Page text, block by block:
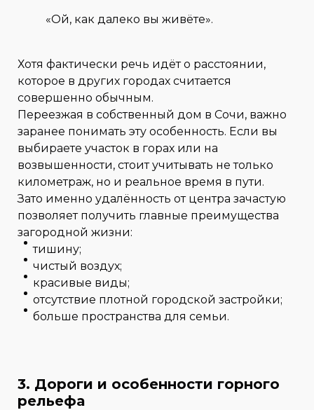
«Ой, как далеко вы живёте».
Хотя фактически речь идёт о расстоянии,
которое в других городах считается
совершенно обычным.
Переезжая в собственный дом в Сочи, важно
заранее понимать эту особенность. Если вы
выбираете участок в горах или на
возвышенности, стоит учитывать не только
километраж, но и реальное время в пути.
Зато именно удалённость от центра зачастую
позволяет получить главные преимущества
загородной жизни:
тишину;
чистый воздух;
красивые виды;
отсутствие плотной городской застройки;
больше пространства для семьи.
3. Дороги и особенности горного
рельефа